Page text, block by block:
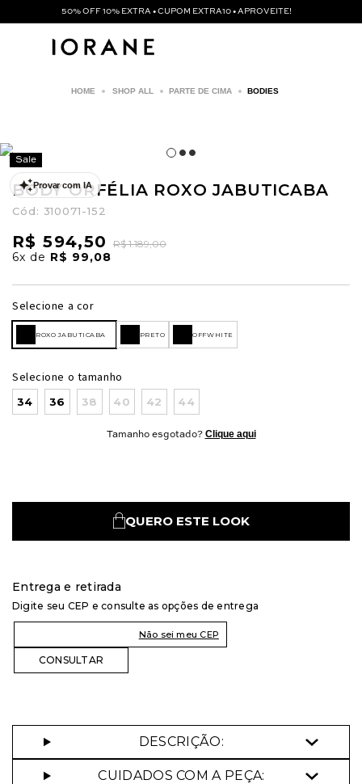
50% OFF 10% EXTRA • CUPOM EXTRA10 • APROVEITE!
SHOP ALL PARTE DE CIMA BODIES
Provar com IA
Sale
BODY ORFÉLIA ROXO JABUTICABA
Cód: 310071-152
R$ 594,50 R$ 1.189,00
6x de R$ 99,08
Selecione a cor
ROXO JABUTICABA PRETO OFFWHITE
Selecione o tamanho
34 36 38 40 42 44
Tamanho esgotado? Clique aqui
QUERO ESTE LOOK
Entrega e retirada
Digite seu CEP e consulte as opções de entrega
Não sei meu CEP
DESCRIÇÃO:
CUIDADOS COM A PEÇA: